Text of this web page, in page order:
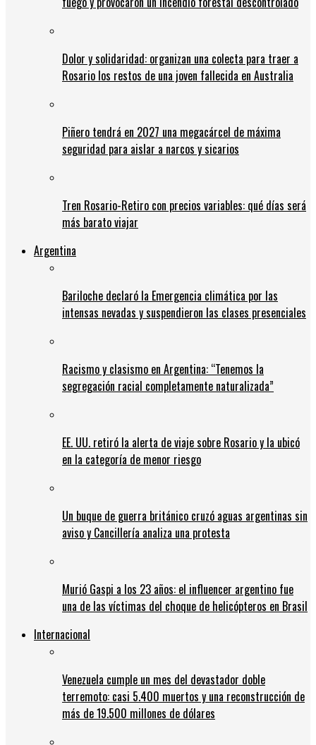
Dolor y solidaridad: organizan una colecta para traer a
Rosario los restos de una joven fallecida en Australia
Piñero tendrá en 2027 una megacárcel de máxima
seguridad para aislar a narcos y sicarios
Tren Rosario-Retiro con precios variables: qué días será
más barato viajar
Argentina
Bariloche declaró la Emergencia climática por las
intensas nevadas y suspendieron las clases presenciales
Racismo y clasismo en Argentina: “Tenemos la
segregación racial completamente naturalizada”
EE. UU. retiró la alerta de viaje sobre Rosario y la ubicó
en la categoría de menor riesgo
Un buque de guerra británico cruzó aguas argentinas sin
aviso y Cancillería analiza una protesta
Murió Gaspi a los 23 años: el influencer argentino fue
una de las víctimas del choque de helicópteros en Brasil
Internacional
Venezuela cumple un mes del devastador doble
terremoto: casi 5.400 muertos y una reconstrucción de
más de 19.500 millones de dólares